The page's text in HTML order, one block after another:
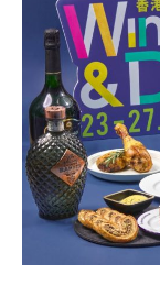
城/Disney
Halloween
Time
佳
餚
巡
禮